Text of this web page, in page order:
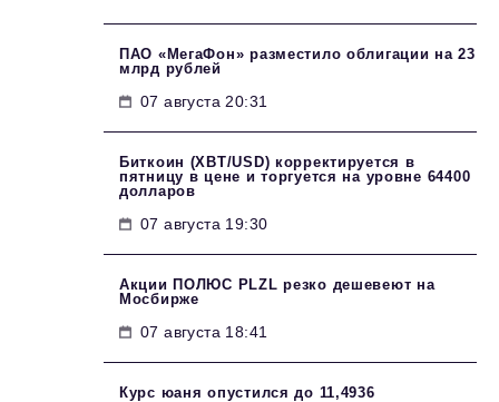
ПАО «МегаФон» разместило облигации на 23
млрд рублей
07 августа 20:31
Биткоин (XBT/USD) корректируется в
пятницу в цене и торгуется на уровне 64400
долларов
07 августа 19:30
Акции ПОЛЮС PLZL резко дешевеют на
Мосбирже
07 августа 18:41
Курс юаня опустился до 11,4936